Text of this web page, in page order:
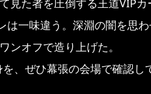
は一味違う。深淵の闇を思
ンオフで造り上げた。
、ぜひ幕張の会場で確認し